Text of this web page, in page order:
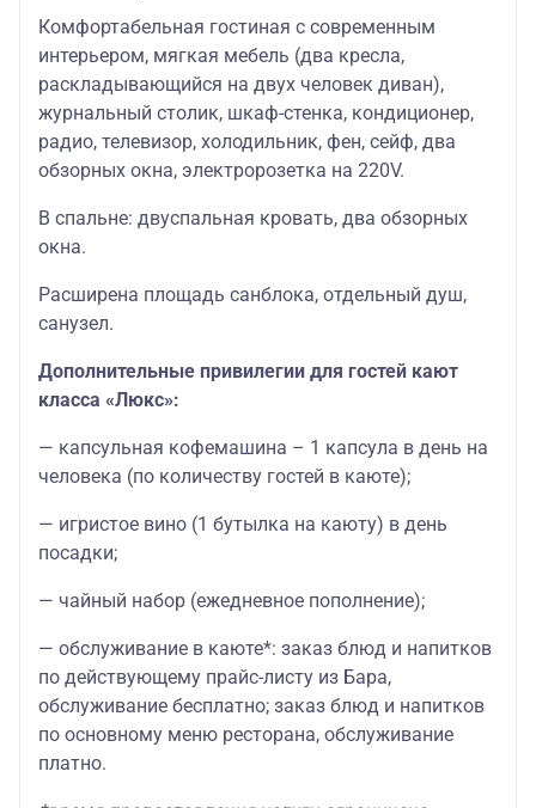
Комфортабельная гостиная с современным
интерьером, мягкая мебель (два кресла,
раскладывающийся на двух человек диван),
журнальный столик, шкаф-стенка, кондиционер,
радио, телевизор, холодильник, фен, сейф, два
обзорных окна, электророзетка на 220V.
В спальне: двуспальная кровать, два обзорных
окна.
Расширена площадь санблока, отдельный душ,
санузел.
Дополнительные привилегии для гостей кают
класса «Люкс»:
— капсульная кофемашина – 1 капсула в день на
человека (по количеству гостей в каюте);
— игристое вино (1 бутылка на каюту) в день
посадки;
— чайный набор (ежедневное пополнение);
— обслуживание в каюте*: заказ блюд и напитков
по действующему прайс-листу из Бара,
обслуживание бесплатно; заказ блюд и напитков
по основному меню ресторана, обслуживание
платно.